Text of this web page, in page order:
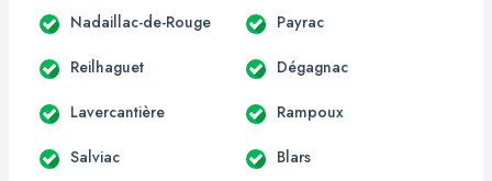
Nadaillac-de-Rouge Payrac
Reilhaguet Dégagnac
Lavercantière Rampoux
Salviac Blars